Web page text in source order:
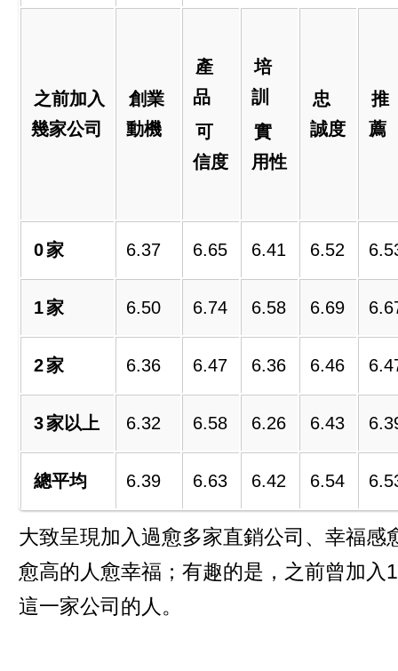
之前加入
幾家公司
創業
動機
產
品
可
信度
培
訓
實
用性
忠
誠度
推
薦
0家 6.37 6.65 6.41 6.52
1家 6.50 6.74 6.58 6.69
2家 6.36 6.47 6.36 6.46
3家以上 6.32 6.58 6.26 6.43
總平均 6.39 6.63 6.42 6.54
大致呈現加入過愈多家直銷公司、幸福
愈高的人愈幸福；有趣的是，之前曾加入
這一家公司的人。